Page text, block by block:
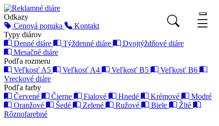
Odkazy
Cenová ponuka
Kontakt
Typy diárov
Denné diáre
Týždenné diáre
Dvojtýždňové diáre
Mesačné diáre
Podľa rozmeru
Veľkosť A5
Veľkosť A4 Veľkosť B5
Veľkosť B6
Vreckové diáre
Podľa farby
Červené
Čierne Fialové Hnedé Krémové
Modré
Oranžové
Šedé Zelené Ružové Biele
Žlté
Rôznofarebné